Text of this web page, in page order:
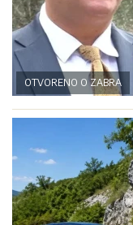
OTVORENO O ZABRANI